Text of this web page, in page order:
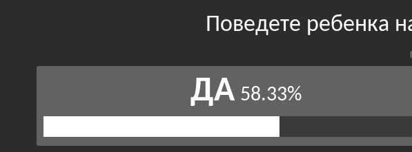
Поведете ребенка
ДА 58.33%